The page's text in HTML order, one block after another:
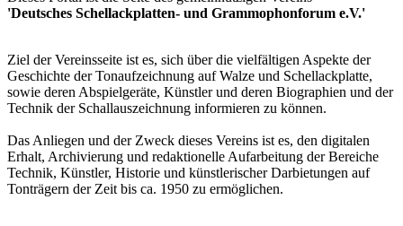
'Deutsches Schellackplatten- und Grammophonforum e.V.'
Ziel der Vereinsseite ist es, sich über die vielfältigen Aspekte der
Geschichte der Tonaufzeichnung auf Walze und Schellackplatte,
sowie deren Abspielgeräte, Künstler und deren Biographien und der
Technik der Schallauszeichnung informieren zu können.
Das Anliegen und der Zweck dieses Vereins ist es, den digitalen
Erhalt, Archivierung und redaktionelle Aufarbeitung der Bereiche
Technik, Künstler, Historie und künstlerischer Darbietungen auf
Tonträgern der Zeit bis ca. 1950 zu ermöglichen.